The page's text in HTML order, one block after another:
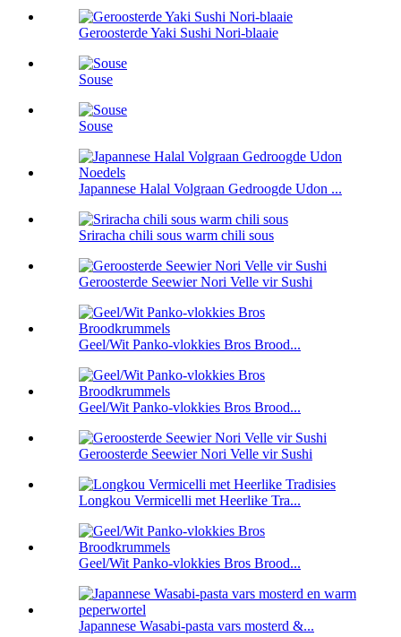
Geroosterde Yaki Sushi Nori-blaaie
Souse
Souse
Japannese Halal Volgraan Gedroogde Udon ...
Sriracha chili sous warm chili sous
Geroosterde Seewier Nori Velle vir Sushi
Geel/Wit Panko-vlokkies Bros Brood...
Geel/Wit Panko-vlokkies Bros Brood...
Geroosterde Seewier Nori Velle vir Sushi
Longkou Vermicelli met Heerlike Tra...
Geel/Wit Panko-vlokkies Bros Brood...
Japannese Wasabi-pasta vars mosterd &...